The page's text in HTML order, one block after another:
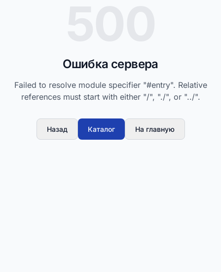
Ошибка сервера
Failed to resolve module specifier "#entry". Relative
references must start with either "/", "./", or "../".
Назад Каталог На главную